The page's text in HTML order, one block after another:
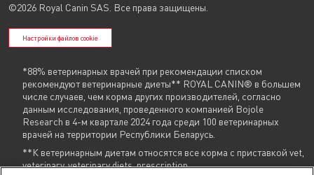
©2026 Royal Canin SAS. Все права защищены.
Настройки файлов cookie
*88% ветеринарных врачей при рекомендации списком
рекомендуют ветеринарные диеты** ROYAL CANIN® в большем
числе случаев, чем корма других производителей, согласно
данным исследования, проведенного компанией Bojole
Research в 4-м квартале 2024 года среди 100 ветеринарных
врачей на территории Республики Беларусь.
**К ветеринарным диетам относятся все корма с приставкой vet,
veterinary, veterinary diets, prescription